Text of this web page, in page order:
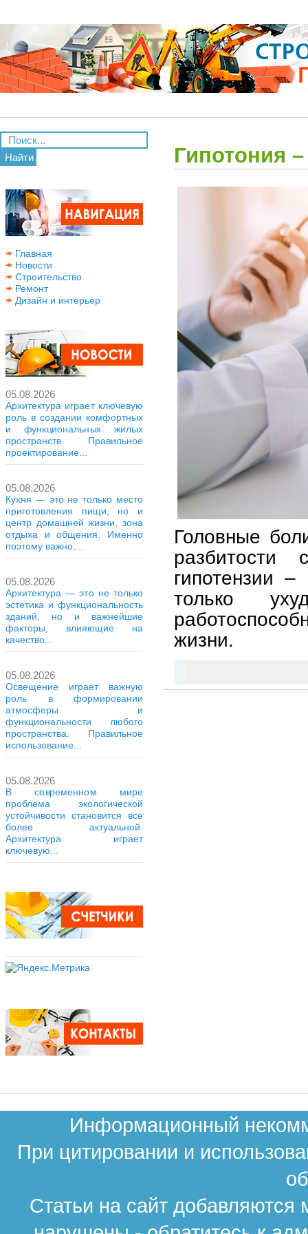
Найти
Главная
Новости
Строительство
Ремонт
Дизайн и интерьер
05.08.2026
Архитектура играет ключевую
роль в создании комфортных
и функциональных жилых
пространств. Правильное
проектирование...
05.08.2026
Кухня — это не только место
приготовления пищи, но и
центр домашней жизни, зона
отдыха и общения. Именно
поэтому важно,...
05.08.2026
Архитектура — это не только
эстетика и функциональность
зданий, но и важнейшие
факторы, влияющие на
качество...
05.08.2026
Освещение играет важную
роль в формировании
атмосферы и
функциональности любого
пространства. Правильное
использование...
05.08.2026
В современном мире
проблема экологической
устойчивости становится все
более актуальной.
Архитектура играет
ключевую...
Гипотония
Головные
гипотензии
только
жизни.
Информационный
При цитировании и
Статьи на сайт